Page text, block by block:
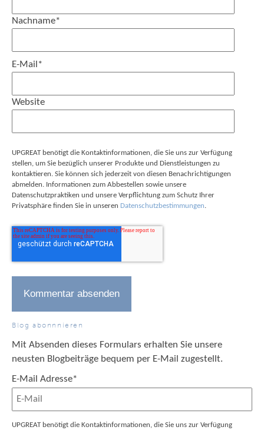
Nachname*
E-Mail *
Website
UPGREAT benötigt die Kontaktinformationen, die Sie uns zur Verfügung
stellen, um Sie bezüglich unserer Produkte und Dienstleistungen zu
kontaktieren. Sie können sich jederzeit von diesen Benachrichtigungen
abmelden. Informationen zum Abbestellen sowie unsere
Datenschutzpraktiken und unsere Verpflichtung zum Schutz Ihrer
Privatsphäre finden Sie in unseren Datenschutzbestimmungen.
Blog abonnnieren
Mit Absenden dieses Formulars erhalten Sie unsere
neusten Blogbeiträge bequem per E-Mail zugestellt.
E-Mail Adresse*
UPGREAT benötigt die Kontaktinformationen, die Sie uns zur Verfügung